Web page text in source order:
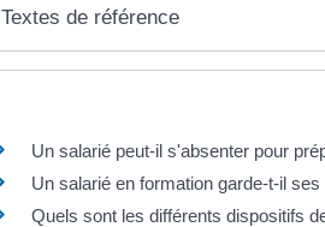
Textes de référence
Un salarié peut-il s'absenter pour
Un salarié en formation garde-t-il
Quels sont les différents dispositifs